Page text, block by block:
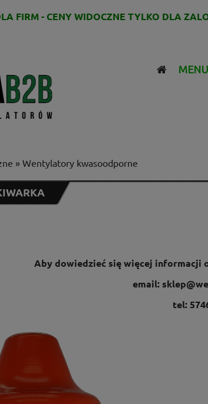
FIRM - CENY WIDOCZNE TYLKO DLA
MENU
» Wentylatory kwasoodporne
Aby dowiedzieć się więcej informacji
email:
tel: